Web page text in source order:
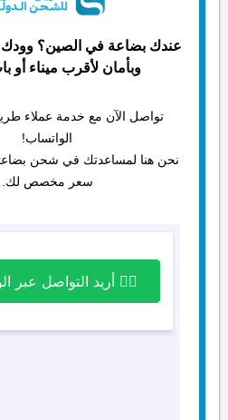
عندك بضاعة في الصين؟ وودك
وبأمان لأقرب ميناء أو
تواصل الآن مع خدمة عملاء
الواتساب!
نحن هنا لمساعدتك في شحن
سعر مخصص لك.